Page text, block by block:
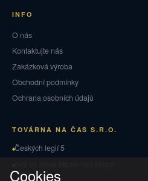
INFO
O nás
Kontaktujte nás
Zakázková výroba
Obchodní podmínky
Ochrana osobních údajů
TOVÁRNA NA ČAS S.R.O.
Českých legií 5
Cookies